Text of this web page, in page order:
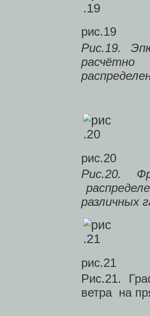
рис.19
Рис.19.
рис.20
Рис.20.
различных
рис.21
Рис.21.
ветра на